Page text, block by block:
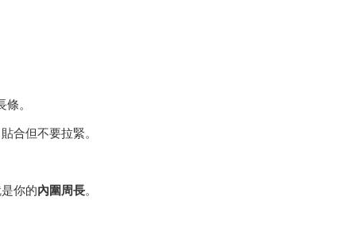
。
合但不要拉緊。
你的內圍周長。